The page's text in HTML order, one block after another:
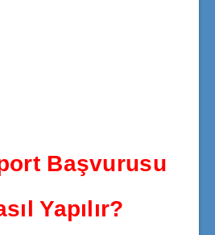
Başvurusu
Yapılır?